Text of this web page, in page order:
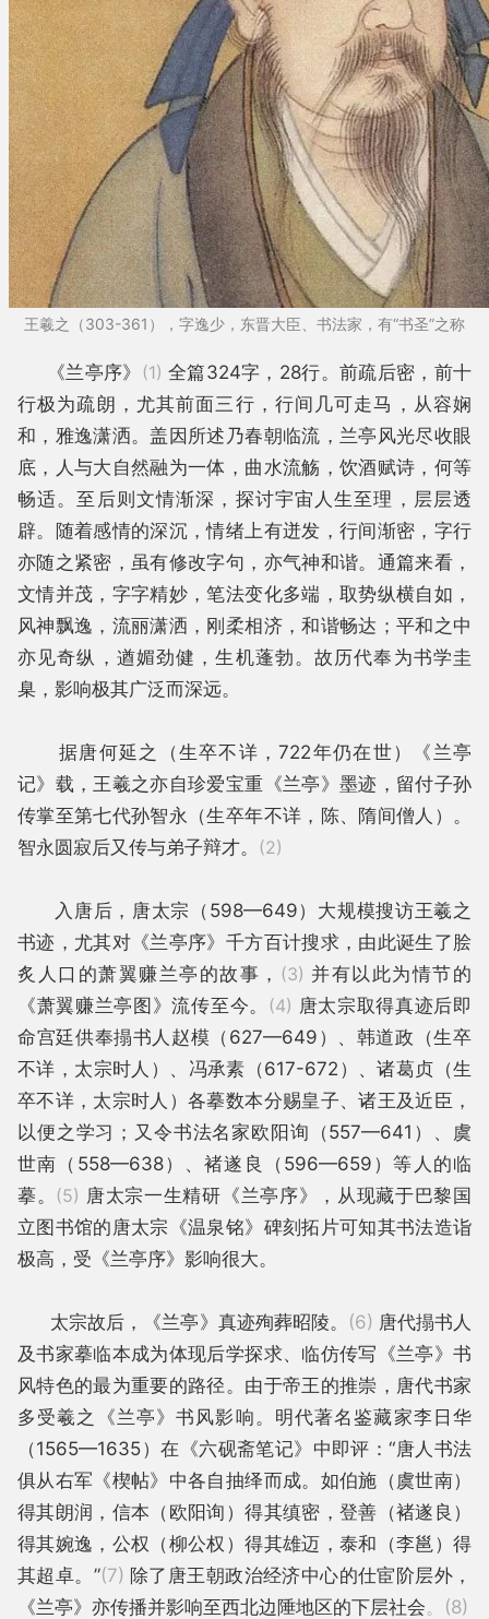
王羲之（303-361），字逸少，东晋大臣、书法家，有“书圣”之称
《兰亭序》 (1) 全篇324字，28行。前疏后密，前十
行极为疏朗，尤其前面三行，行间几可走马，从容娴
和，雅逸潇洒。盖因所述乃春朝临流，兰亭风光尽收眼
底，人与大自然融为一体，曲水流觞，饮酒赋诗，何等
畅适。至后则文情渐深，探讨宇宙人生至理，层层透
辟。随着感情的深沉，情绪上有迸发，行间渐密，字行
亦随之紧密，虽有修改字句，亦气神和谐。通篇来看，
文情并茂，字字精妙，笔法变化多端，取势纵横自如，
风神飘逸，流丽潇洒，刚柔相济，和谐畅达；平和之中
亦见奇纵，遒媚劲健，生机蓬勃。故历代奉为书学圭
臬，影响极其广泛而深远。
据唐何延之（生卒不详，722年仍在世）《兰亭
记》载，王羲之亦自珍爱宝重《兰亭》墨迹，留付子孙
传掌至第七代孙智永（生卒年不详，陈、隋间僧人）。
智永圆寂后又传与弟子辩才。 (2)
入唐后，唐太宗（598—649）大规模搜访王羲之
书迹，尤其对《兰亭序》千方百计搜求，由此诞生了脍
炙人口的萧翼赚兰亭的故事， (3) 并有以此为情节的
《萧翼赚兰亭图》流传至今。
(4) 唐太宗取得真迹后即
命宫廷供奉搨书人赵模（627—649）、韩道政（生卒
不详，太宗时人）、冯承素（617-672）、诸葛贞（生
卒不详，太宗时人）各摹数本分赐皇子、诸王及近臣，
以便之学习；又令书法名家欧阳询（557—641）、虞
世南（558—638）、褚遂良（596—659）等人的临
摹。 (5) 唐太宗一生精研《兰亭序》，从现藏于巴黎国
立图书馆的唐太宗《温泉铭》碑刻拓片可知其书法造诣
极高，受《兰亭序》影响很大。
太宗故后，《兰亭》真迹殉葬昭陵。 (6) 唐代搨书人
及书家摹临本成为体现后学探求、临仿传写《兰亭》书
风特色的最为重要的路径。由于帝王的推崇，唐代书家
多受羲之《兰亭》书风影响。明代著名鉴藏家李日华
（1565—1635）在《六砚斋笔记》中即评：“唐人书法
俱从右军《楔帖》中各自抽绎而成。如伯施（虞世南）
得其朗润，信本（欧阳询）得其缜密，登善（褚遂良）
得其婉逸，公权（柳公权）得其雄迈，泰和（李邕）得
其超卓。”(7) 除了唐王朝政治经济中心的仕宦阶层外，
《兰亭》亦传播并影响至西北边陲地区的下层社会。(8)